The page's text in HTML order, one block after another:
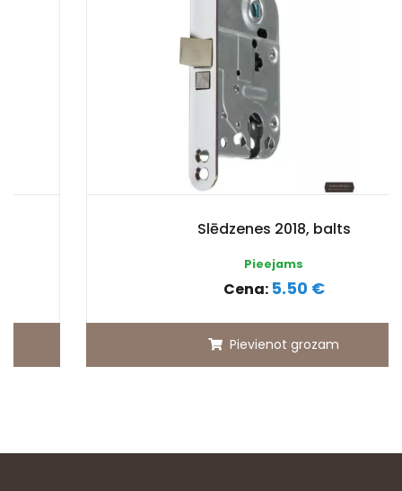
Slēdzenes 2018, balts
5.50 €
Pievienot grozam